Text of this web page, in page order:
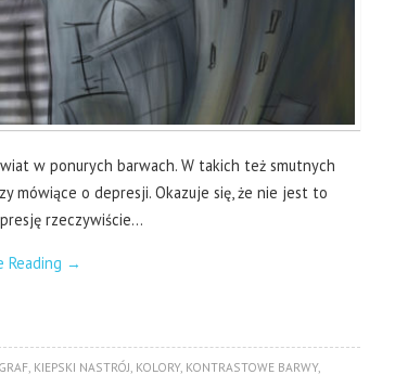
w ponurych barwach. W takich też smutnych
mówiące o depresji. Okazuje się, że nie jest to
rzeczywiście…
Reading →
, KIEPSKI NASTRÓJ KOLORY, KONTRASTOWE BARWY,